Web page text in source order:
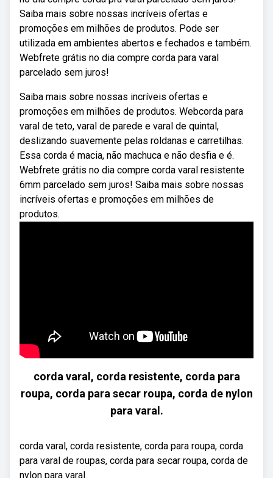
Saiba mais sobre nossas incríveis ofertas e
promoções em milhões de produtos. Pode ser
utilizada em ambientes abertos e fechados e também.
Webfrete grátis no dia compre corda para varal
parcelado sem juros!
Saiba mais sobre nossas incríveis ofertas e
promoções em milhões de produtos. Webcorda para
varal de teto, varal de parede e varal de quintal,
deslizando suavemente pelas roldanas e carretilhas.
Essa corda é macia, não machuca e não desfia e é.
Webfrete grátis no dia compre corda varal resistente
6mm parcelado sem juros! Saiba mais sobre nossas
incríveis ofertas e promoções em milhões de
produtos.
corda varal, corda resistente, corda para
roupa, corda para secar roupa, corda de nylon
para varal.
corda varal, corda resistente, corda para roupa, corda
para varal de roupas, corda para secar roupa, corda de
nylon para varal.